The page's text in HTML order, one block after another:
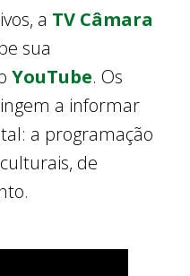
a TV Câmara
sua
YouTube. Os
a informar
a programação
de